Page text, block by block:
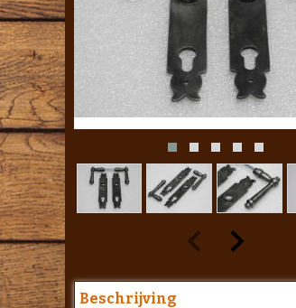
Beschrijving